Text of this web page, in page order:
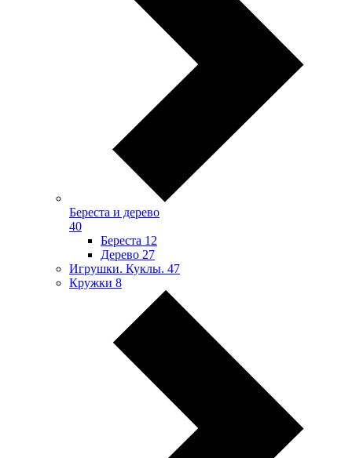
Береста и дерево
40
Береста 12
Дерево 27
Игрушки. Куклы. 47
Кружки 8